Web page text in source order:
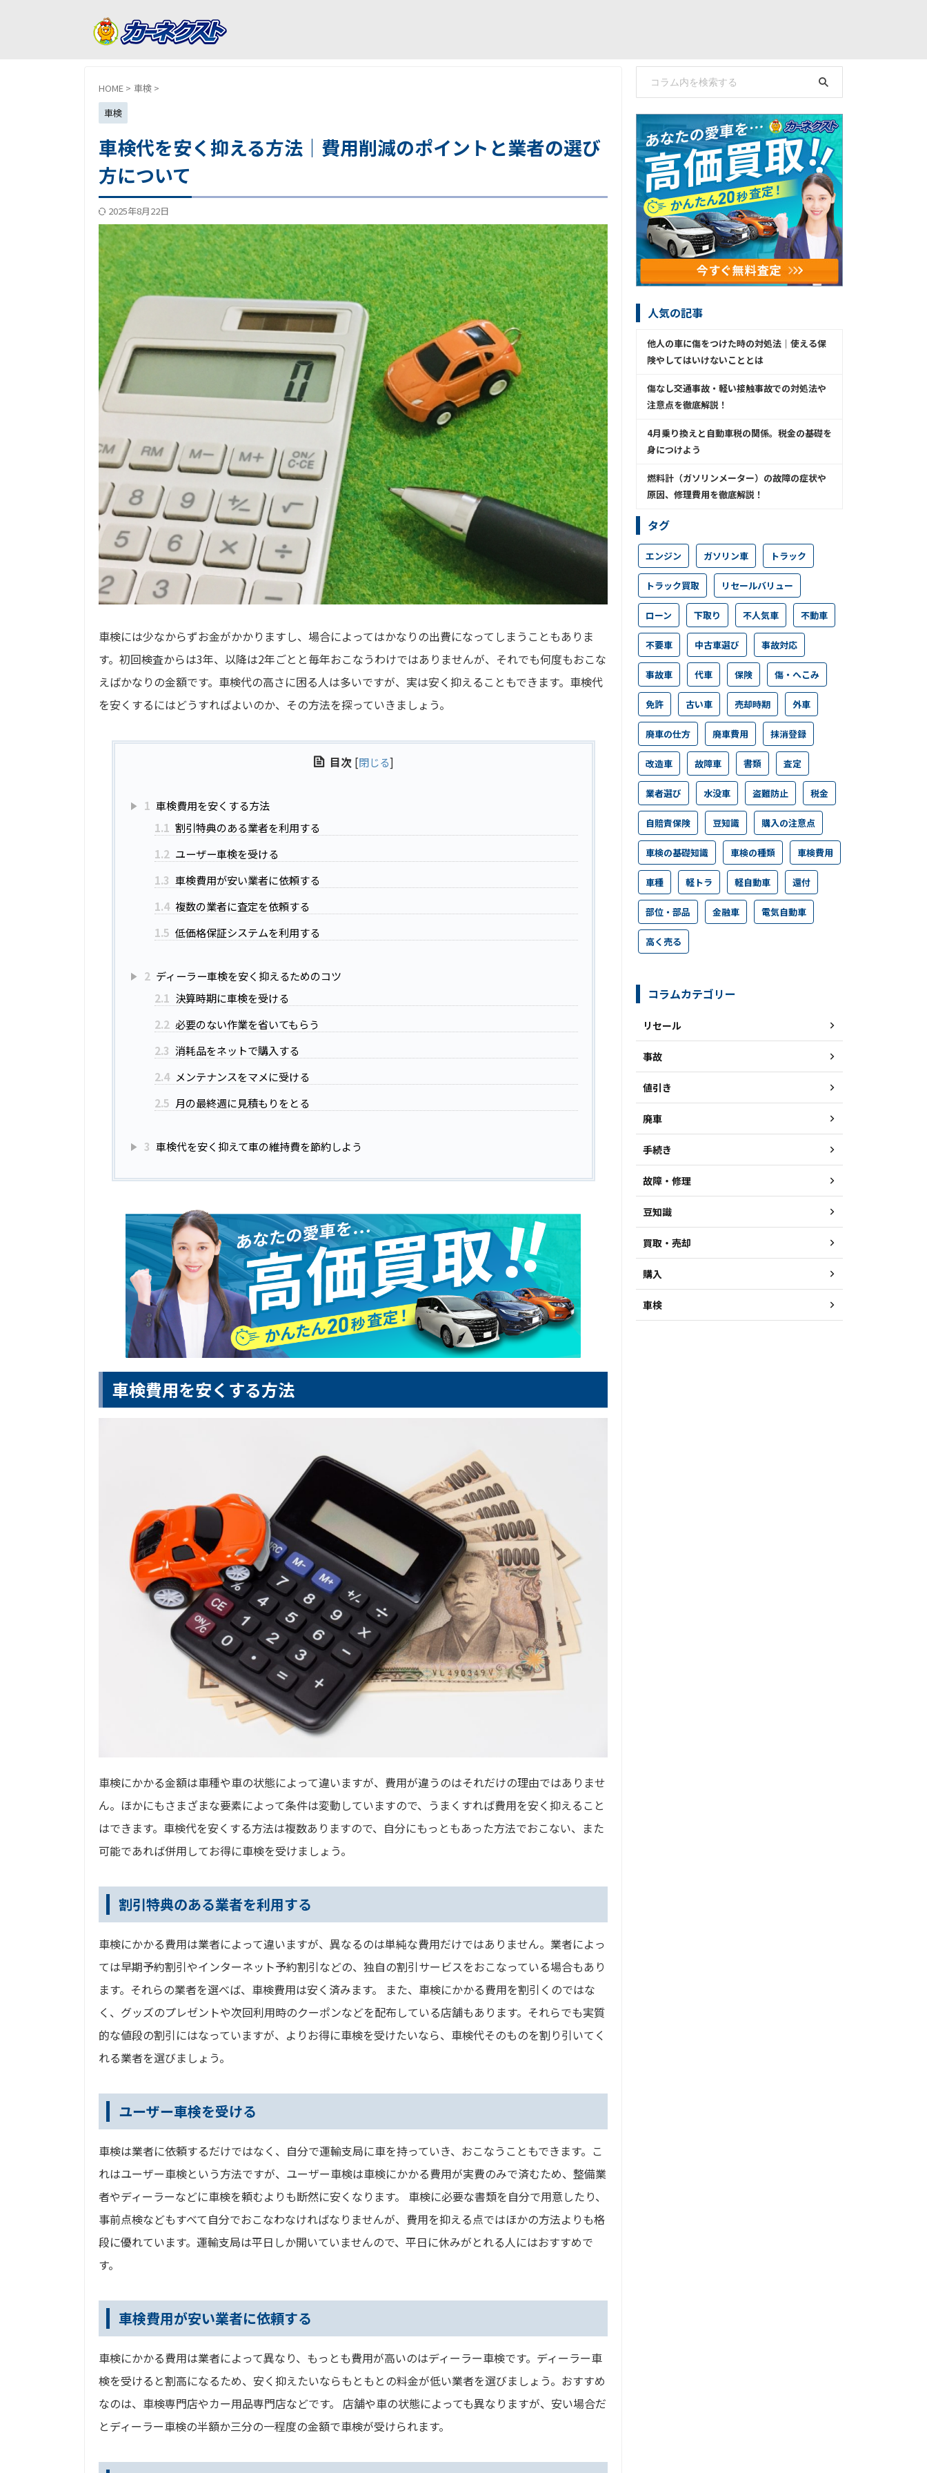
HOME > 車検 >
車検
車検代を安く抑える方法｜費用削減のポイントと業者の選び
方について
2025年8月22日
車検には少なからずお金がかかりますし、場合によってはかなりの出費になってしまうこともありま
す。初回検査からは3年、以降は2年ごとと毎年おこなうわけではありませんが、それでも何度もおこな
えばかなりの金額です。車検代の高さに困る人は多いですが、実は安く抑えることもできます。車検代
を安くするにはどうすればよいのか、その方法を探っていきましょう。
目次 [閉じる]
1 車検費用を安くする方法
1.1 割引特典のある業者を利用する
1.2 ユーザー車検を受ける
1.3 車検費用が安い業者に依頼する
1.4 複数の業者に査定を依頼する
1.5 低価格保証システムを利用する
2 ディーラー車検を安く抑えるためのコツ
2.1 決算時期に車検を受ける
2.2 必要のない作業を省いてもらう
2.3 消耗品をネットで購入する
2.4 メンテナンスをマメに受ける
2.5 月の最終週に見積もりをとる
3 車検代を安く抑えて車の維持費を節約しよう
車検費用を安くする方法
車検にかかる金額は車種や車の状態によって違いますが、費用が違うのはそれだけの理由ではありませ
ん。ほかにもさまざまな要素によって条件は変動していますので、うまくすれば費用を安く抑えること
はできます。車検代を安くする方法は複数ありますので、自分にもっともあった方法でおこない、また
可能であれば併用してお得に車検を受けましょう。
割引特典のある業者を利用する
車検にかかる費用は業者によって違いますが、異なるのは単純な費用だけではありません。業者によっ
ては早期予約割引やインターネット予約割引などの、独自の割引サービスをおこなっている場合もあり
ます。それらの業者を選べば、車検費用は安く済みます。 また、車検にかかる費用を割引くのではな
く、グッズのプレゼントや次回利用時のクーポンなどを配布している店舗もあります。それらでも実質
的な値段の割引にはなっていますが、よりお得に車検を受けたいなら、車検代そのものを割り引いてく
れる業者を選びましょう。
ユーザー車検を受ける
車検は業者に依頼するだけではなく、自分で運輸支局に車を持っていき、おこなうこともできます。こ
れはユーザー車検という方法ですが、ユーザー車検は車検にかかる費用が実費のみで済むため、整備業
者やディーラーなどに車検を頼むよりも断然に安くなります。 車検に必要な書類を自分で用意したり、
事前点検などもすべて自分でおこなわなければなりませんが、費用を抑える点ではほかの方法よりも格
段に優れています。運輸支局は平日しか開いていませんので、平日に休みがとれる人にはおすすめで
す。
車検費用が安い業者に依頼する
車検にかかる費用は業者によって異なり、もっとも費用が高いのはディーラー車検です。ディーラー車
検を受けると割高になるため、安く抑えたいならもともとの料金が低い業者を選びましょう。おすすめ
なのは、車検専門店やカー用品専門店などです。 店舗や車の状態によっても異なりますが、安い場合だ
とディーラー車検の半額か三分の一程度の金額で車検が受けられます。
人気の記事
他人の車に傷をつけた時の対処法│使える保
険やしてはいけないこととは
傷なし交通事故・軽い接触事故での対処法や
注意点を徹底解説！
4月乗り換えと自動車税の関係。税金の基礎を
身につけよう
燃料計（ガソリンメーター）の故障の症状や
原因、修理費用を徹底解説！
タグ
エンジン ガソリン車 トラック
トラック買取 リセールバリュー
ローン 下取り 不人気車 不動車
不要車 中古車選び 事故対応
事故車 代車 保険 傷・へこみ
免許 古い車 売却時期 外車
廃車の仕方 廃車費用 抹消登録
改造車 故障車 書類 査定
業者選び 水没車 盗難防止 税金
自賠責保険 豆知識 購入の注意点
車検の基礎知識 車検の種類 車検費用
車種 軽トラ 軽自動車 還付
部位・部品 金融車 電気自動車
高く売る
コラムカテゴリー
リセール
事故
値引き
廃車
手続き
故障・修理
豆知識
買取・売却
購入
車検